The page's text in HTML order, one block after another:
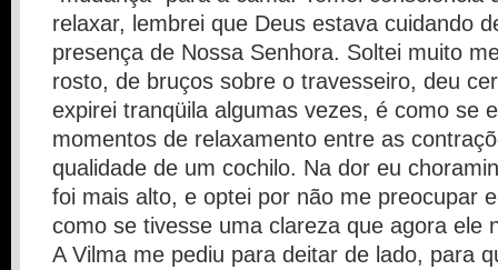
relaxar, lembrei que Deus estava cuidando
presença de Nossa Senhora. Soltei muito
rosto, de bruços sobre o travesseiro, deu
expirei tranqüila algumas vezes, é como se
momentos de relaxamento entre as
qualidade de um cochilo. Na dor eu
foi mais alto, e optei por não me preocupar
como se tivesse uma clareza que agora ele
A Vilma me pediu para deitar de lado, para